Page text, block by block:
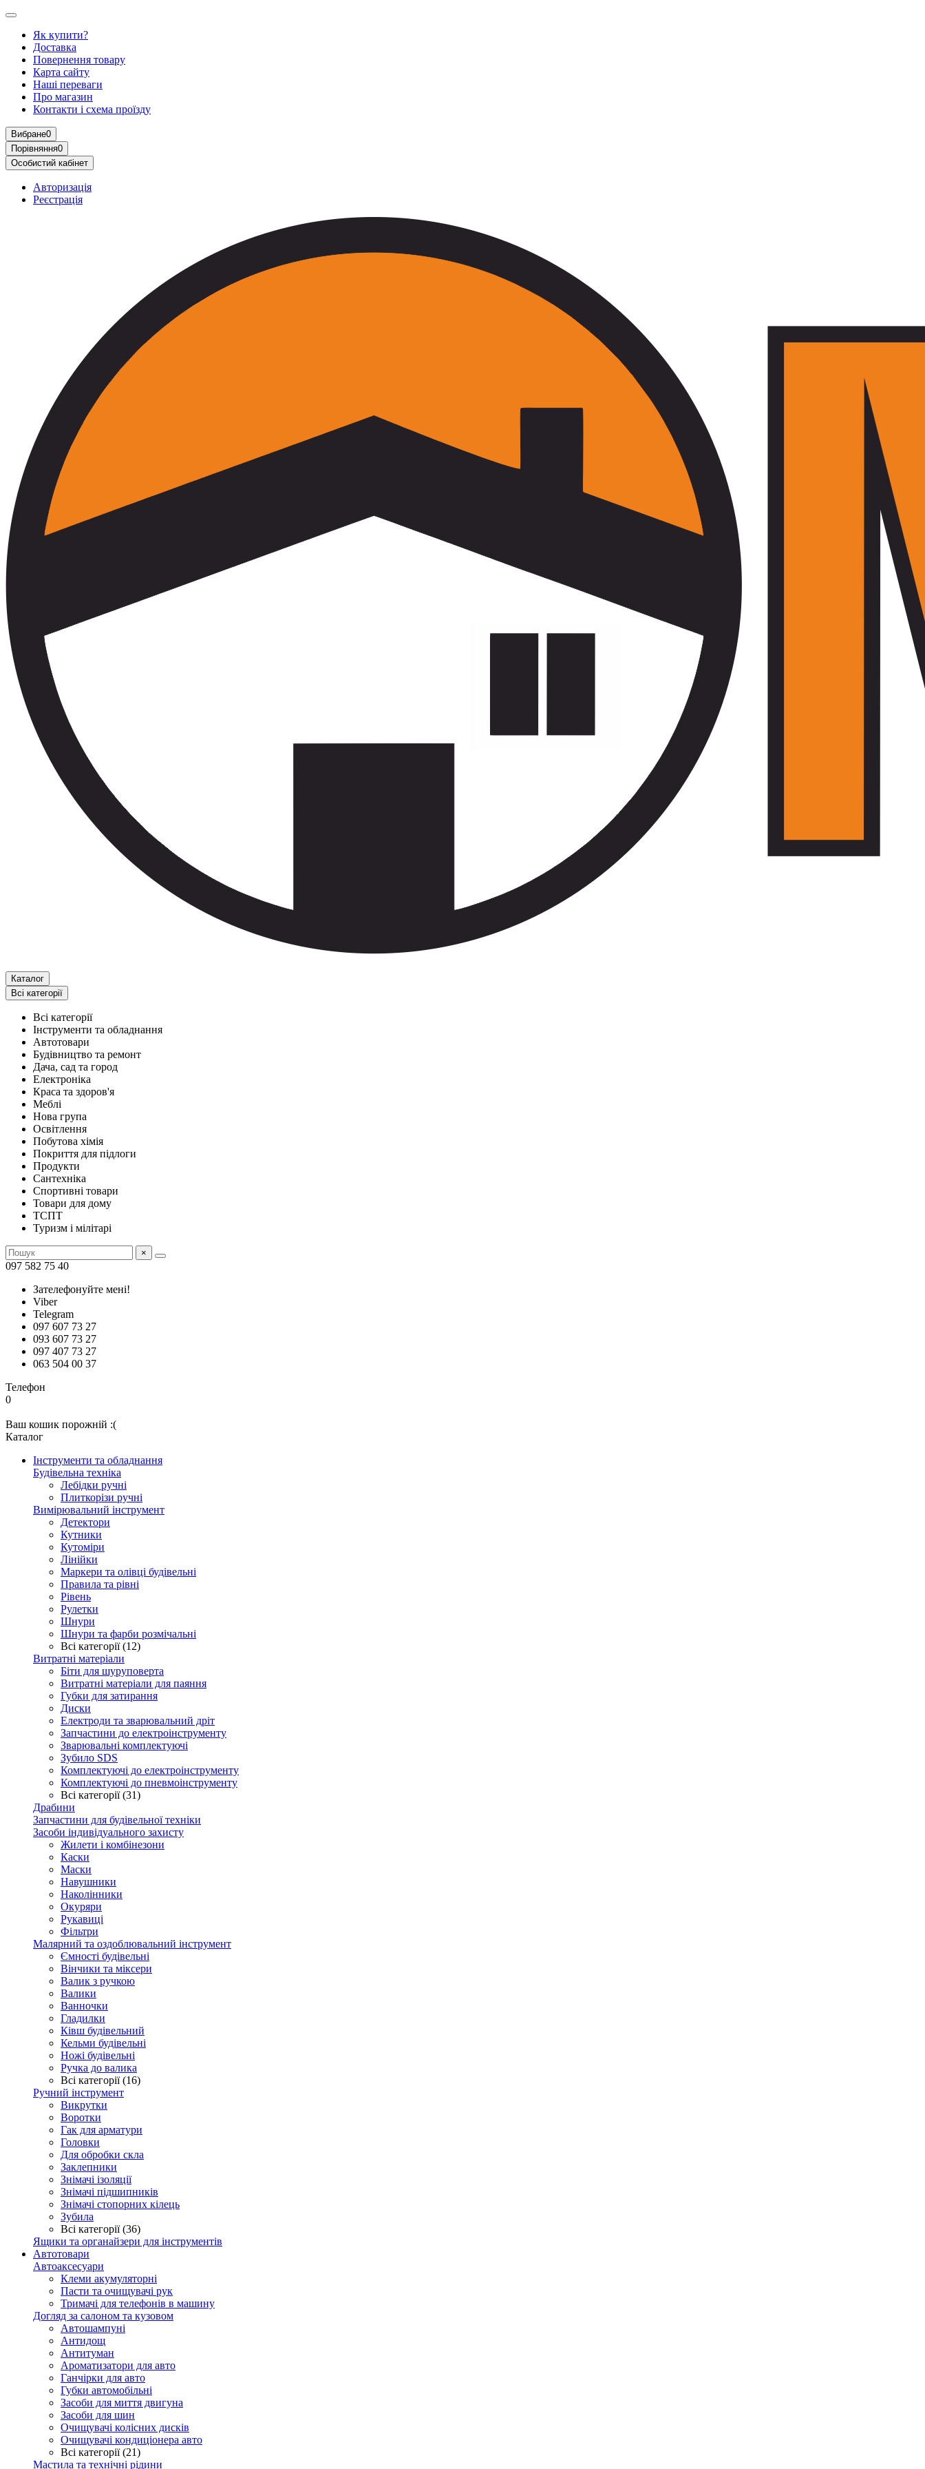
Як купити?
Доставка
Повернення товару
Карта сайту
Наші переваги
Про магазин
Контакти і схема проїзду
Вибране0
Порівняння0
Особистий кабінет
Авторизація
Реєстрація
Каталог
Всі категорії
Всі категорії
Інструменти та обладнання
Автотовари
Будівництво та ремонт
Дача, сад та город
Електроніка
Краса та здоров'я
Меблі
Нова група
Освітлення
Побутова хімія
Покриття для підлоги
Продукти
Сантехніка
Спортивні товари
Товари для дому
ТСПТ
Туризм і мілітарі
×
097 582 75 40
Зателефонуйте мені!
Viber
Telegram
097 607 73 27
093 607 73 27
097 407 73 27
063 504 00 37
Телефон
0
Ваш кошик порожній :(
Каталог
Інструменти та обладнання
Будівельна техніка
Лебідки ручні
Плиткорізи ручні
Вимірювальний інструмент
Детектори
Кутники
Кутоміри
Лінійки
Маркери та олівці будівельні
Правила та рівні
Рівень
Рулетки
Шнури
Шнури та фарби розмічальні
Всі категорії (12)
Витратні матеріали
Біти для шуруповерта
Витратні матеріали для паяння
Губки для затирання
Диски
Електроди та зварювальний дріт
Запчастини до електроінструменту
Зварювальні комплектуючі
Зубило SDS
Комплектуючі до електроінструменту
Комплектуючі до пневмоінструменту
Всі категорії (31)
Драбини
Запчастини для будівельної техніки
Засоби індивідуального захисту
Жилети і комбінезони
Каски
Маски
Навушники
Наколінники
Окуряри
Рукавиці
Фільтри
Малярний та оздоблювальний інструмент
Ємності будівельні
Вінчики та міксери
Валик з ручкою
Валики
Ванночки
Гладилки
Ківш будівельний
Кельми будівельні
Ножі будівельні
Ручка до валика
Всі категорії (16)
Ручний інструмент
Викрутки
Воротки
Гак для арматури
Головки
Для обробки скла
Заклепники
Знімачі ізоляції
Знімачі підшипників
Знімачі стопорних кілець
Зубила
Всі категорії (36)
Ящики та органайзери для інструментів
Автотовари
Автоаксесуари
Клеми акумуляторні
Пасти та очищувачі рук
Тримачі для телефонів в машину
Догляд за салоном та кузовом
Автошампуні
Антидощ
Антитуман
Ароматизатори для авто
Ганчірки для авто
Губки автомобільні
Засоби для миття двигуна
Засоби для шин
Очищувачі колісних дисків
Очищувачі кондиціонера авто
Всі категорії (21)
Мастила та технічні рідини